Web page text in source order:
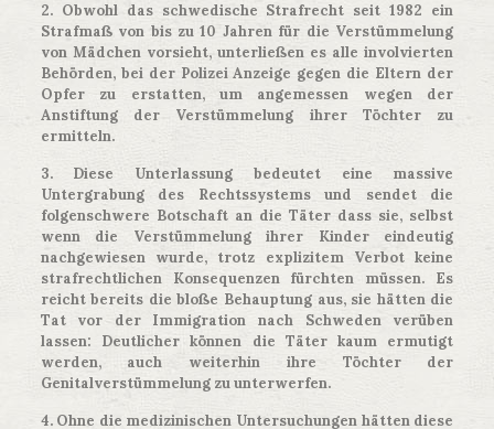
2. Obwohl das schwedische Strafrecht seit 1982 ein
Strafmaß von bis zu 10 Jahren für die Verstümmelung
von Mädchen vorsieht, unterließen es alle involvierten
Behörden, bei der Polizei Anzeige gegen die Eltern der
Opfer zu erstatten, um angemessen wegen der
Anstiftung der Verstümmelung ihrer Töchter zu
ermitteln.
3. Diese Unterlassung bedeutet eine massive
Untergrabung des Rechtssystems und sendet die
folgenschwere Botschaft an die Täter dass sie, selbst
wenn die Verstümmelung ihrer Kinder eindeutig
nachgewiesen wurde, trotz explizitem Verbot keine
strafrechtlichen Konsequenzen fürchten müssen. Es
reicht bereits die bloße Behauptung aus, sie hätten die
Tat vor der Immigration nach Schweden verüben
lassen: Deutlicher können die Täter kaum ermutigt
werden, auch weiterhin ihre Töchter der
Genitalverstümmelung zu unterwerfen.
4. Ohne die medizinischen Untersuchungen hätten diese